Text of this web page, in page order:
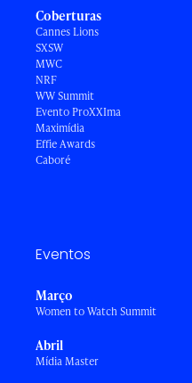
Coberturas
Cannes Lions
SXSW
MWC
NRF
WW Summit
Evento ProXXIma
Maximídia
Effie Awards
Caboré
Eventos
Março
Women to Watch Summit
Abril
Mídia Master